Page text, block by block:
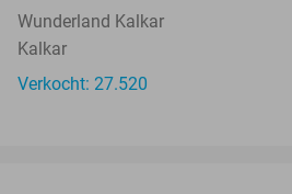
Wunderland Kalkar
Kalkar
Verkocht: 27.520